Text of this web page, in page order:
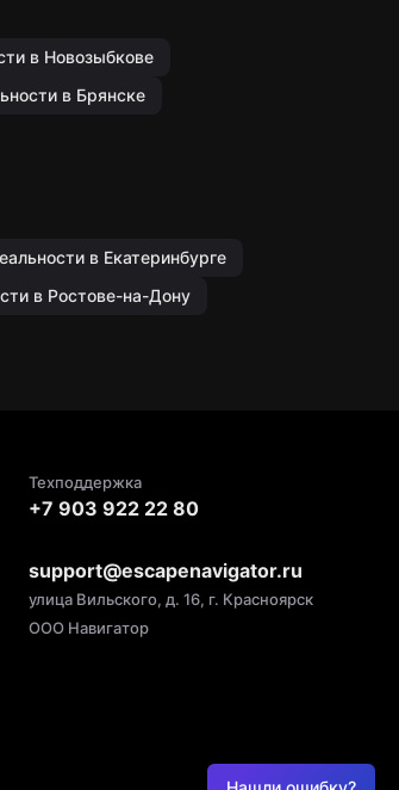
в Новозыбкове
в Брянске
в Екатеринбурге
в Ростове-на-Дону
Техподдержка
+7 903 922 22 80
support@escapenavigator.ru
улица Вильского, д. 16, г. Красноярск
ООО Навигатор